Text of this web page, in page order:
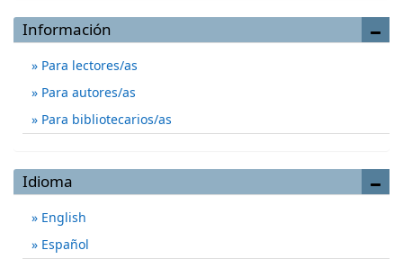
Información
Para lectores/as
Para autores/as
Para bibliotecarios/as
Idioma
English
Español